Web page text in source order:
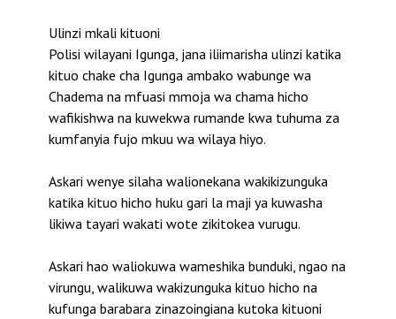
Ulinzi mkali kituoni
Polisi wilayani Igunga, jana iliimarisha ulinzi katika
kituo chake cha Igunga ambako wabunge wa
Chadema na mfuasi mmoja wa chama hicho
wafikishwa na kuwekwa rumande kwa tuhuma za
kumfanyia fujo mkuu wa wilaya hiyo.
Askari wenye silaha walionekana wakikizunguka
katika kituo hicho huku gari la maji ya kuwasha
likiwa tayari wakati wote zikitokea vurugu.
Askari hao waliokuwa wameshika bunduki, ngao na
virungu, walikuwa wakizunguka kituo hicho na
kufunga barabara zinazoingiana kutoka kituoni